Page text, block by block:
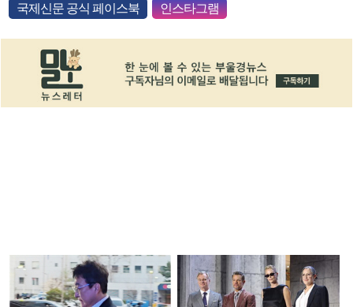
국제신문 공식 페이스북 인스타그램